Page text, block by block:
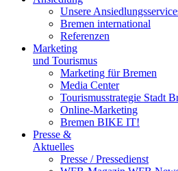
Unsere
Bremen international
Referenzen
Marketing
und Tourismus
Marketing für Bremen
Media Center
Tourismusstrategie Stadt
Online-Marketing
Bremen BIKE IT!
Presse &
Aktuelles
Presse / Pressedienst